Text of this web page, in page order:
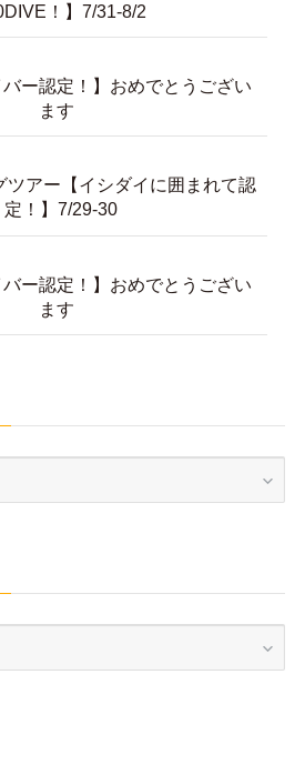
！】7/31-8/2
ー認定！】おめでとうござい
ます
ツアー【イシダイに囲まれて認
定！】7/29-30
ー認定！】おめでとうござい
ます